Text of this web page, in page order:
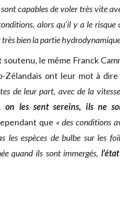
capables de voler très vite
alors qu’il y a le risque
bien la partie
le même Franck
Zélandais ont leur mot à dire
de leur part, avec de la
on les sent sereins, ils ne
que « des conditions
les espèces de bulbe sur les
quand ils sont immergés,